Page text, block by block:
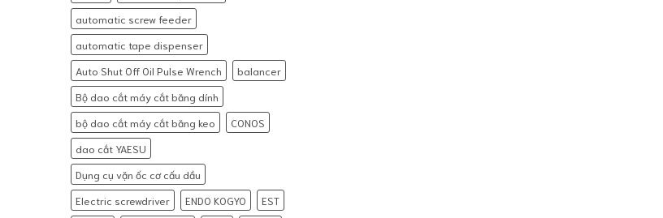
automatic screw feeder
automatic tape dispenser
Auto Shut Off Oil Pulse Wrench
balancer
Bộ dao cắt máy cắt băng dính
bộ dao cắt máy cắt băng keo
CONOS
dao cắt YAESU
Dụng cụ vặn ốc cơ cấu dầu
Electric screwdriver
ENDO KOGYO
EST